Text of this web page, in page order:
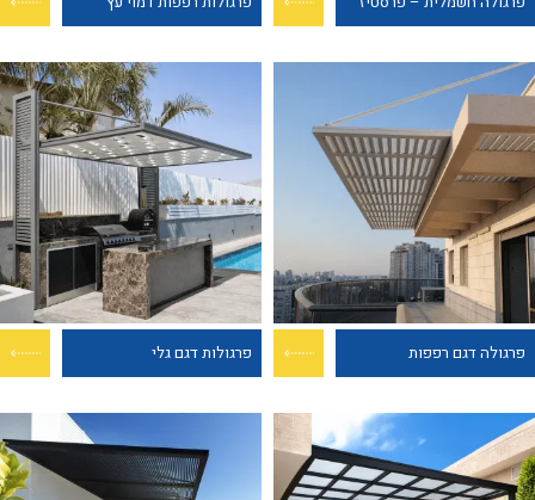
פרגולה דגם רפפות פרגולות דגם גלי